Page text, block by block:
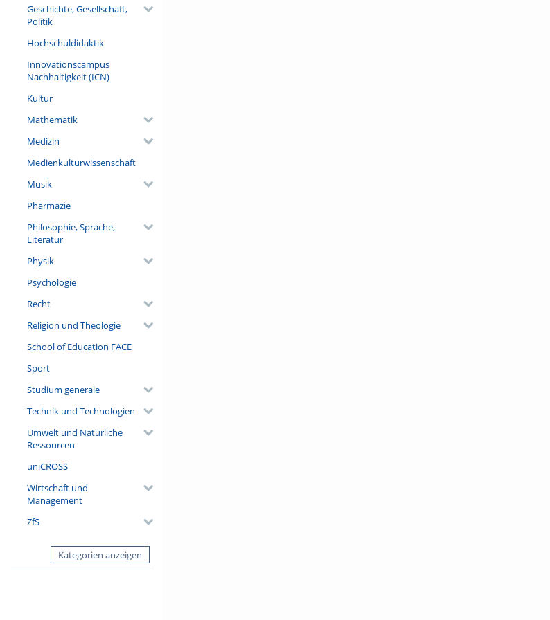
Geschichte, Gesellschaft,
Politik
Hochschuldidaktik
Innovationscampus
Nachhaltigkeit (ICN)
Kultur
Mathematik
Medizin
Medienkulturwissenschaft
Musik
Pharmazie
Philosophie, Sprache,
Literatur
Physik
Psychologie
Recht
Religion und Theologie
School of Education FACE
Sport
Studium generale
Technik und Technologien
Umwelt und Natürliche
Ressourcen
uniCROSS
Wirtschaft und
Management
ZfS
Kategorien anzeigen